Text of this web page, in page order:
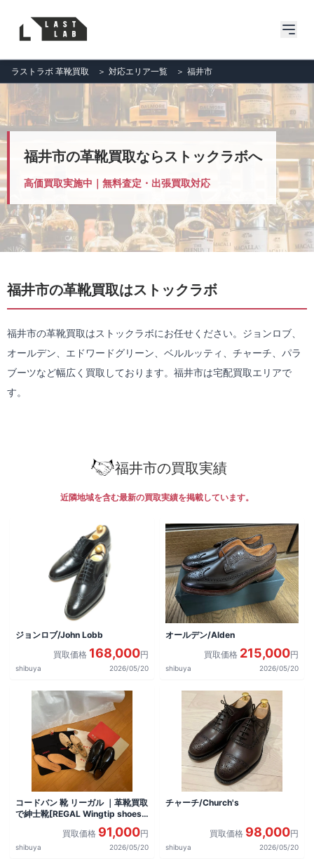
ラストラボ 革靴買取 ＞ 対応エリア一覧 ＞ 福井市
福井市の革靴買取ならストックラボへ
高価買取実施中｜無料査定・出張買取対応
福井市の革靴買取はストックラボ
福井市の革靴買取はストックラボにお任せください。ジョンロブ、
オールデン、エドワードグリーン、ベルルッティ、チャーチ、パラ
ブーツなど幅広く買取しております。福井市は宅配買取エリアで
す。
福井市の買取実績
近隣地域を含む最新の買取実績を掲載しています。
ジョンロブ/John Lobb
買取価格 168,000円
shibuya 2026/05/20
オールデン/Alden
買取価格 215,000円
shibuya 2026/05/20
コードバン 靴 リーガル ｜革靴買取
で紳士靴[REGAL Wingtip shoes]
買取価格 91,000円
shibuya 2026/05/20
チャーチ/Church's
買取価格 98,000円
shibuya 2026/05/20